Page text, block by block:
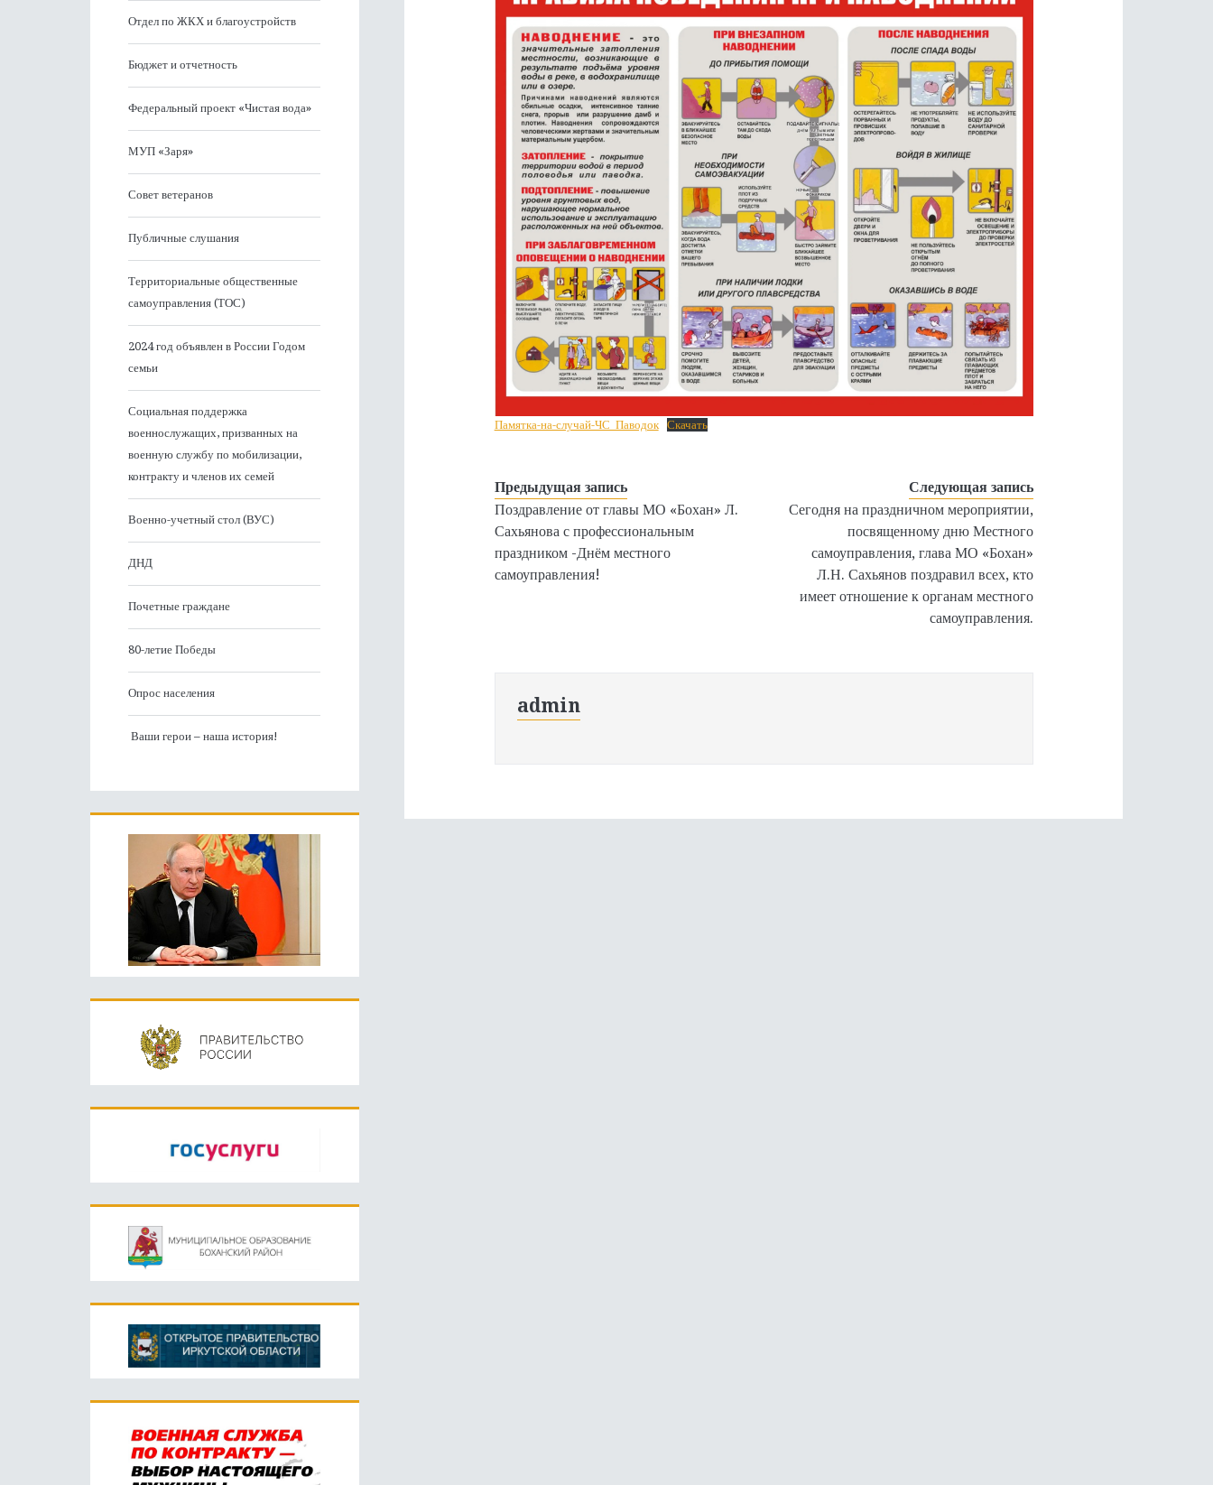
Памятка-на-случай-ЧС_Паводок Скачать
Предыдущая запись
Поздравление от главы МО «Бохан» Л.
Сахьянова с профессиональным
праздником -Днём местного
самоуправления!
Следующая запись
Сегодня на праздничном мероприятии,
посвященному дню Местного
самоуправления, глава МО «Бохан»
Л.Н. Сахьянов поздравил всех, кто
имеет отношение к органам местного
самоуправления.
admin
Отдел по ЖКХ и благоустройств
Бюджет и отчетность
Федеральный проект «Чистая вода»
МУП «Заря»
Совет ветеранов
Публичные слушания
Территориальные общественные
самоуправления (ТОС)
2024 год объявлен в России Годом
семьи
Социальная поддержка
военнослужащих, призванных на
военную службу по мобилизации,
контракту и членов их семей
Военно-учетный стол (ВУС)
ДНД
Почетные граждане
80-летие Победы
Опрос населения
Ваши герои – наша история!